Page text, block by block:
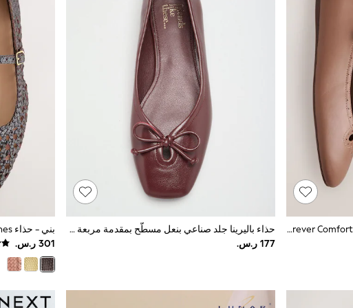
رمادي بني - حذاء جلد ماري جين من Forever Comfort®
حذاء باليرينا جلد صناعي بنعل مسطَّح بمقدمة مربعة عند الأصابع وتفصيل فيونكة مع فتحة من Friends Like These